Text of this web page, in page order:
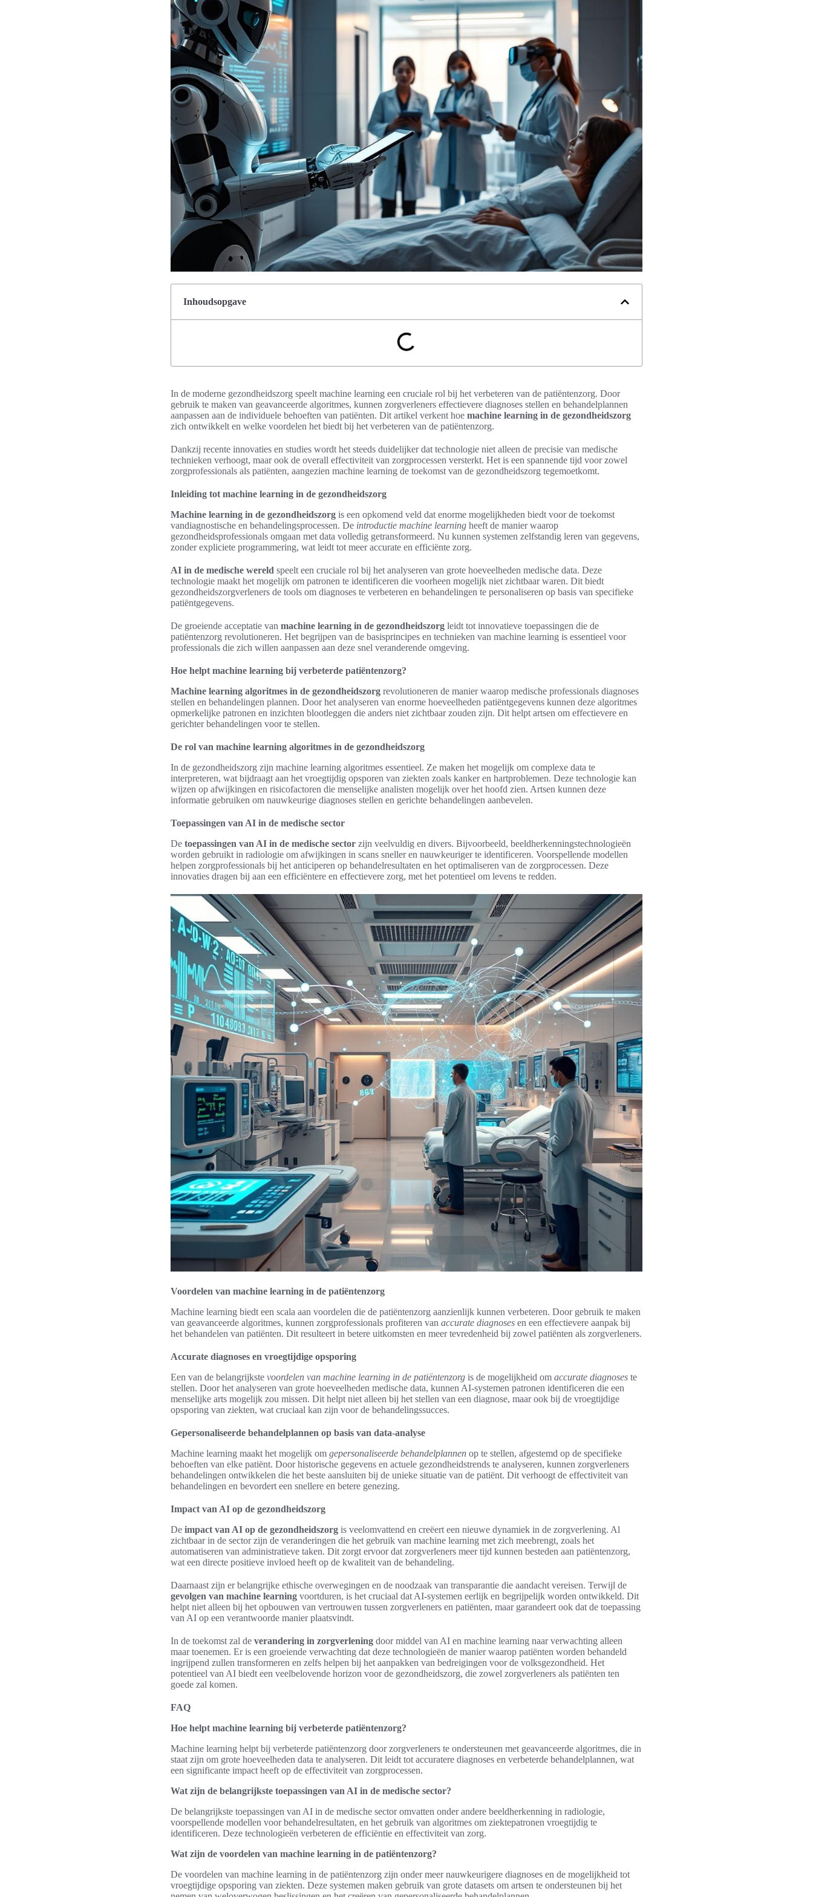
Inhoudsopgave
In de moderne gezondheidszorg speelt machine learning een cruciale rol bij het verbeteren van de patiëntenzorg. Door
gebruik te maken van geavanceerde algoritmes, kunnen zorgverleners effectievere diagnoses stellen en behandelplannen
aanpassen aan de individuele behoeften van patiënten. Dit artikel verkent hoe machine learning in de gezondheidszorg
zich ontwikkelt en welke voordelen het biedt bij het verbeteren van de patiëntenzorg.
Dankzij recente innovaties en studies wordt het steeds duidelijker dat technologie niet alleen de precisie van medische
technieken verhoogt, maar ook de overall effectiviteit van zorgprocessen versterkt. Het is een spannende tijd voor zowel
zorgprofessionals als patiënten, aangezien machine learning de toekomst van de gezondheidszorg tegemoetkomt.
Inleiding tot machine learning in de gezondheidszorg
Machine learning in de gezondheidszorg is een opkomend veld dat enorme mogelijkheden biedt voor de toekomst
vandiagnostische en behandelingsprocessen. De introductie machine learning heeft de manier waarop
gezondheidsprofessionals omgaan met data volledig getransformeerd. Nu kunnen systemen zelfstandig leren van gegevens,
zonder expliciete programmering, wat leidt tot meer accurate en efficiënte zorg.
AI in de medische wereld speelt een cruciale rol bij het analyseren van grote hoeveelheden medische data. Deze
technologie maakt het mogelijk om patronen te identificeren die voorheen mogelijk niet zichtbaar waren. Dit biedt
gezondheidszorgverleners de tools om diagnoses te verbeteren en behandelingen te personaliseren op basis van specifieke
patiëntgegevens.
De groeiende acceptatie van machine learning in de gezondheidszorg leidt tot innovatieve toepassingen die de
patiëntenzorg revolutioneren. Het begrijpen van de basisprincipes en technieken van machine learning is essentieel voor
professionals die zich willen aanpassen aan deze snel veranderende omgeving.
Hoe helpt machine learning bij verbeterde patiëntenzorg?
Machine learning algoritmes in de gezondheidszorg revolutioneren de manier waarop medische professionals diagnoses
stellen en behandelingen plannen. Door het analyseren van enorme hoeveelheden patiëntgegevens kunnen deze algoritmes
opmerkelijke patronen en inzichten blootleggen die anders niet zichtbaar zouden zijn. Dit helpt artsen om effectievere en
gerichter behandelingen voor te stellen.
De rol van machine learning algoritmes in de gezondheidszorg
In de gezondheidszorg zijn machine learning algoritmes essentieel. Ze maken het mogelijk om complexe data te
interpreteren, wat bijdraagt aan het vroegtijdig opsporen van ziekten zoals kanker en hartproblemen. Deze technologie kan
wijzen op afwijkingen en risicofactoren die menselijke analisten mogelijk over het hoofd zien. Artsen kunnen deze
informatie gebruiken om nauwkeurige diagnoses stellen en gerichte behandelingen aanbevelen.
Toepassingen van AI in de medische sector
De toepassingen van AI in de medische sector zijn veelvuldig en divers. Bijvoorbeeld, beeldherkenningstechnologieën
worden gebruikt in radiologie om afwijkingen in scans sneller en nauwkeuriger te identificeren. Voorspellende modellen
helpen zorgprofessionals bij het anticiperen op behandelresultaten en het optimaliseren van de zorgprocessen. Deze
innovaties dragen bij aan een efficiëntere en effectievere zorg, met het potentieel om levens te redden.
Voordelen van machine learning in de patiëntenzorg
Machine learning biedt een scala aan voordelen die de patiëntenzorg aanzienlijk kunnen verbeteren. Door gebruik te maken
van geavanceerde algoritmes, kunnen zorgprofessionals profiteren van accurate diagnoses en een effectievere aanpak bij
het behandelen van patiënten. Dit resulteert in betere uitkomsten en meer tevredenheid bij zowel patiënten als zorgverleners.
Accurate diagnoses en vroegtijdige opsporing
Een van de belangrijkste voordelen van machine learning in de patiëntenzorg is de mogelijkheid om accurate diagnoses te
stellen. Door het analyseren van grote hoeveelheden medische data, kunnen AI-systemen patronen identificeren die een
menselijke arts mogelijk zou missen. Dit helpt niet alleen bij het stellen van een diagnose, maar ook bij de vroegtijdige
opsporing van ziekten, wat cruciaal kan zijn voor de behandelingssucces.
Gepersonaliseerde behandelplannen op basis van data-analyse
Machine learning maakt het mogelijk om gepersonaliseerde behandelplannen op te stellen, afgestemd op de specifieke
behoeften van elke patiënt. Door historische gegevens en actuele gezondheidstrends te analyseren, kunnen zorgverleners
behandelingen ontwikkelen die het beste aansluiten bij de unieke situatie van de patiënt. Dit verhoogt de effectiviteit van
behandelingen en bevordert een snellere en betere genezing.
Impact van AI op de gezondheidszorg
De impact van AI op de gezondheidszorg is veelomvattend en creëert een nieuwe dynamiek in de zorgverlening. Al
zichtbaar in de sector zijn de veranderingen die het gebruik van machine learning met zich meebrengt, zoals het
automatiseren van administratieve taken. Dit zorgt ervoor dat zorgverleners meer tijd kunnen besteden aan patiëntenzorg,
wat een directe positieve invloed heeft op de kwaliteit van de behandeling.
Daarnaast zijn er belangrijke ethische overwegingen en de noodzaak van transparantie die aandacht vereisen. Terwijl de
gevolgen van machine learning voortduren, is het cruciaal dat AI-systemen eerlijk en begrijpelijk worden ontwikkeld. Dit
helpt niet alleen bij het opbouwen van vertrouwen tussen zorgverleners en patiënten, maar garandeert ook dat de toepassing
van AI op een verantwoorde manier plaatsvindt.
In de toekomst zal de verandering in zorgverlening door middel van AI en machine learning naar verwachting alleen
maar toenemen. Er is een groeiende verwachting dat deze technologieën de manier waarop patiënten worden behandeld
ingrijpend zullen transformeren en zelfs helpen bij het aanpakken van bedreigingen voor de volksgezondheid. Het
potentieel van AI biedt een veelbelovende horizon voor de gezondheidszorg, die zowel zorgverleners als patiënten ten
goede zal komen.
FAQ
Hoe helpt machine learning bij verbeterde patiëntenzorg?
Machine learning helpt bij verbeterde patiëntenzorg door zorgverleners te ondersteunen met geavanceerde algoritmes, die in
staat zijn om grote hoeveelheden data te analyseren. Dit leidt tot accuratere diagnoses en verbeterde behandelplannen, wat
een significante impact heeft op de effectiviteit van zorgprocessen.
Wat zijn de belangrijkste toepassingen van AI in de medische sector?
De belangrijkste toepassingen van AI in de medische sector omvatten onder andere beeldherkenning in radiologie,
voorspellende modellen voor behandelresultaten, en het gebruik van algoritmes om ziektepatronen vroegtijdig te
identificeren. Deze technologieën verbeteren de efficiëntie en effectiviteit van zorg.
Wat zijn de voordelen van machine learning in de patiëntenzorg?
De voordelen van machine learning in de patiëntenzorg zijn onder meer nauwkeurigere diagnoses en de mogelijkheid tot
vroegtijdige opsporing van ziekten. Deze systemen maken gebruik van grote datasets om artsen te ondersteunen bij het